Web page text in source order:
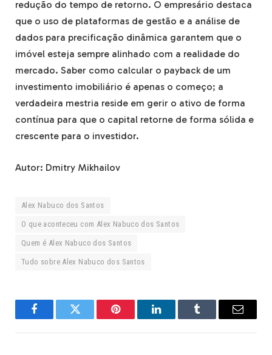
redução do tempo de retorno. O empresário destaca
que o uso de plataformas de gestão e a análise de
dados para precificação dinâmica garantem que o
imóvel esteja sempre alinhado com a realidade do
mercado. Saber como calcular o payback de um
investimento imobiliário é apenas o começo; a
verdadeira mestria reside em gerir o ativo de forma
contínua para que o capital retorne de forma sólida e
crescente para o investidor.
Autor: Dmitry Mikhailov
Alex Nabuco dos Santos
O que aconteceu com Alex Nabuco dos Santos
Quem é Alex Nabuco dos Santos
Tudo sobre Alex Nabuco dos Santos
FacebookTwitter Pinterest LinkedInTumblr Email